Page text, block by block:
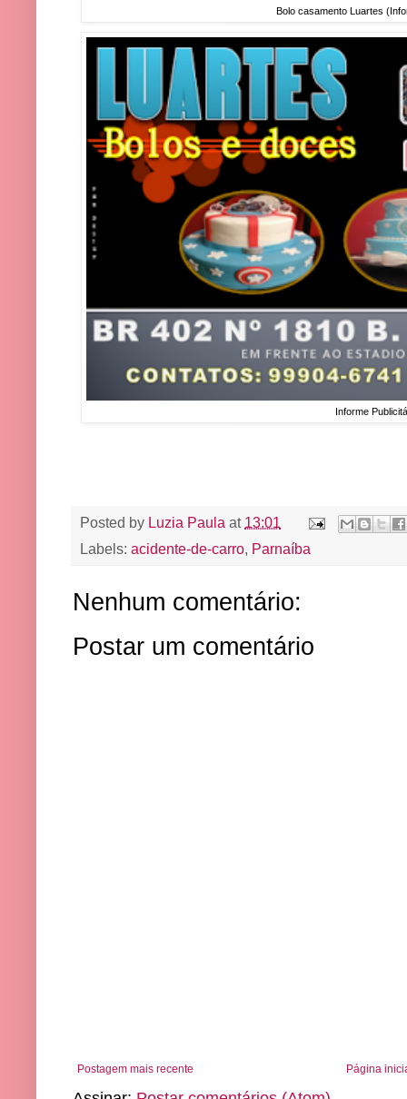
Bolo casamento Luartes
Informe
Posted by Luzia Paula at 13:01
Labels: acidente-de-carro, Parnaíba
Nenhum comentário:
Postar um comentário
Postagem mais recente Página